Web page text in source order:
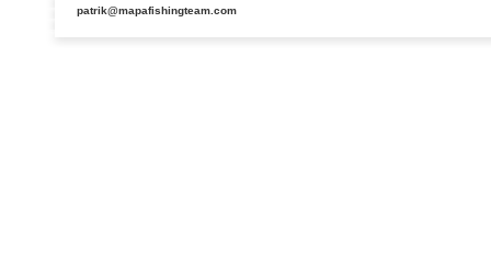
patrik@mapafishingteam.com